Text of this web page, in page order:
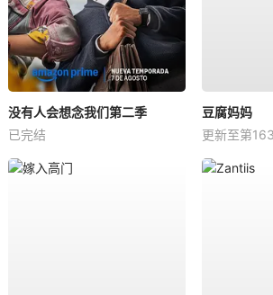
没有人会想念我们第二季
已完结
豆腐妈妈
更新至第